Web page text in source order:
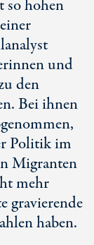
hohen
und
den
Bei ihnen
Politik im
Migranten
mehr
gravierende
haben.